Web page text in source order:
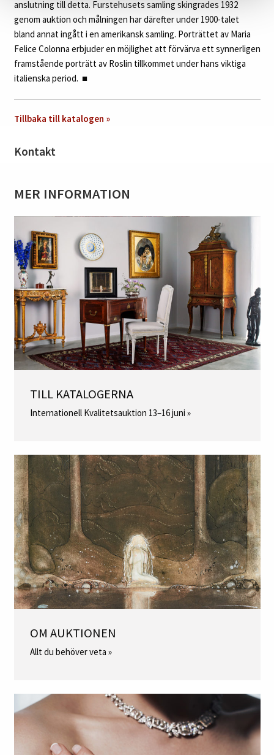
anslutning till detta. Furstehusets samling skingrades 1932
genom auktion och målningen har därefter under 1900-talet
bland annat ingått i en amerikansk samling. Porträttet av Maria
Felice Colonna erbjuder en möjlighet att förvärva ett synnerligen
framstående porträtt av Roslin tillkommet under hans viktiga
italienska period. ■
Tillbaka till katalogen »
Kontakt
MER INFORMATION
TILL KATALOGERNA
Internationell Kvalitetsauktion 13–16 juni »
OM AUKTIONEN
Allt du behöver veta »